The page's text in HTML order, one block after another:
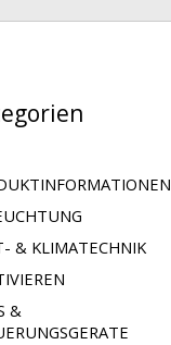
& KLIMATECHNIK
&